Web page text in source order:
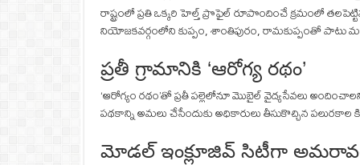
రాష్ట్రంలో ప్రతి ఒక్కరి హెల్త్ ప్రొఫైల్ రూపొందించే క్రమంలో
నియోజకవర్గంలోని కుప్పం, శాంతిపురం, రామకుప్పంతో పాటు
ప్రతీ గ్రామానికి ‘ఆరోగ్య రథం’
‘ఆరోగ్యం రథం’తో ప్రతీ పల్లెలోనూ మొబైల్ వైద్యసేవలు
పథకాన్ని అమలు చేసేందుకు అధికారులు తీసుకొచ్చిన
మోడల్ ఇంక్లూజివ్ సిటీగా